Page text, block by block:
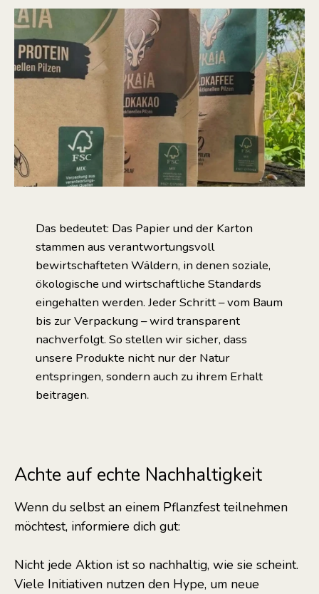
Das bedeutet: Das Papier und der Karton
stammen aus verantwortungsvoll
bewirtschafteten Wäldern, in denen soziale,
ökologische und wirtschaftliche Standards
eingehalten werden. Jeder Schritt – vom Baum
bis zur Verpackung – wird transparent
nachverfolgt. So stellen wir sicher, dass
unsere Produkte nicht nur der Natur
entspringen, sondern auch zu ihrem Erhalt
beitragen.
Achte auf echte Nachhaltigkeit
Wenn du selbst an einem Pflanzfest teilnehmen
möchtest, informiere dich gut:
Nicht jede Aktion ist so nachhaltig, wie sie scheint.
Viele Initiativen nutzen den Hype, um neue